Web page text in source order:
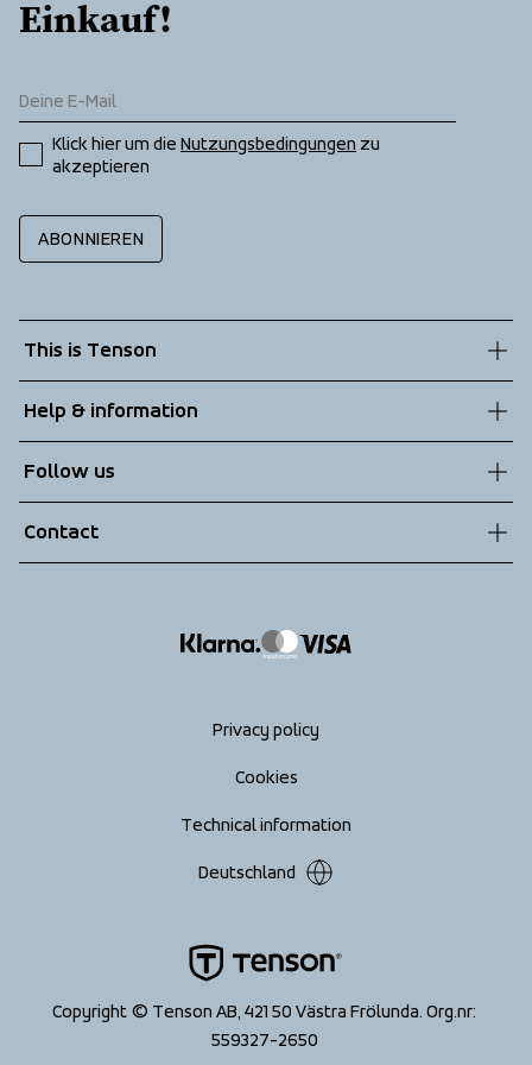
Einkauf!
Klick hier um die Nutzungsbedingungen zu
akzeptieren
ABONNIEREN
This is Tenson
Sustainability
Technologies
Help & information
Terms & Conditions
Returns
Follow us
Contact
Copyright © Tenson AB, 421 50 Västra Frölunda. Org.nr:
559327-2650
Privacy policy
Cookies
Technical information
Deutschland